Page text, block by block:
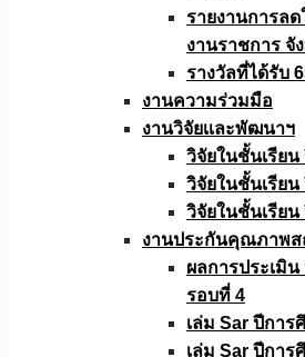
รายงานการล
งานราชการ จั
รางวัลที่ได้รับ
งานความร่วมมือ
งานวิจัยเเละพัฒนาฯ
วิจัยในชั้นเรียน
วิจัยในชั้นเรียน
วิจัยในชั้นเรียน
งานประกันคุณภาพ
ผลการประเมิ
รอบที่ 4
เล่ม Sar ปีการ
เล่ม Sar ปีการ